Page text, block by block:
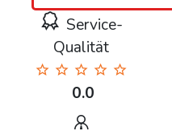
Service-
Qualität
0.0